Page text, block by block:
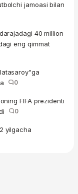
jamoasi bilan
40 million
eng qimmat
0
FIFA prezidenti
0
yilgacha